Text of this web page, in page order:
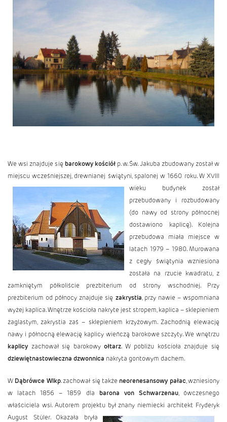
We wsi znajduje się barokowy kościół p. w. Św. Jakuba zbudowany został w
miejscu wcześniejszej, drewnianej świątyni, spalonej w 1660 roku. W XVIII
wieku budynek został
przebudowany i rozbudowany
(do nawy od strony północnej
dostawiono kaplicę). Kolejna
przebudowa miała miejsce w
latach 1979 – 1980. Murowana
z cegły świątynia wzniesiona
została na rzucie kwadratu, z
zamkniętym półkoliście prezbiterium od strony wschodniej. Przy
prezbiterium od północy znajduje się zakrystia , przy nawie – wspomniana
wyżej kaplica. Wnętrze kościoła nakryte jest stropem, kaplica – sklepieniem
żaglastym, zakrystia zaś – sklepieniem krzyżowym. Zachodnią elewację
nawy i północną elewację kaplicy wieńczą barokowe szczyty. We wnętrzu
kaplicy zachował się barokowyołtarz. W pobliżu kościoła znajduje się
dziewiętnastowieczna dzwonnica nakryta gontowym dachem.
W Dąbrówce Wlkp. zachował się także neorenesansowy pałac , wzniesiony
w latach 1856 – 1859 dla barona von Schwarzenau, ówczesnego
właściciela wsi. Autorem projektu był znany niemiecki architekt Fryderyk
August Stüler. Okazała bryła